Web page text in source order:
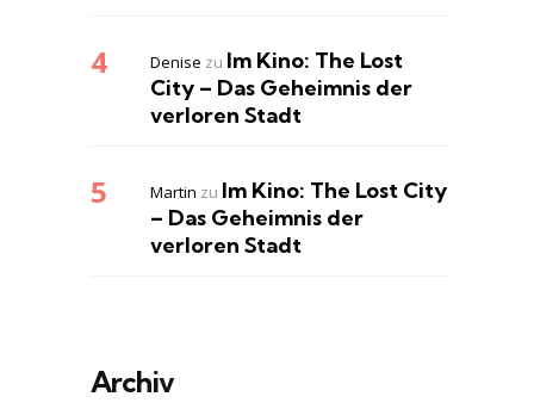
Denise zu Im Kino: The Lost
City – Das Geheimnis der
verloren Stadt
Martin zu Im Kino: The Lost City
– Das Geheimnis der
verloren Stadt
Archiv